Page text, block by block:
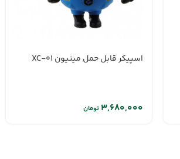
اسپیکر قابل حمل مینیون XC-01
تومان